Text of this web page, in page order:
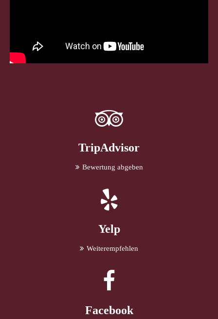
TripAdvisor
Bewertung abgeben
Yelp
Weiterempfehlen
Facebook